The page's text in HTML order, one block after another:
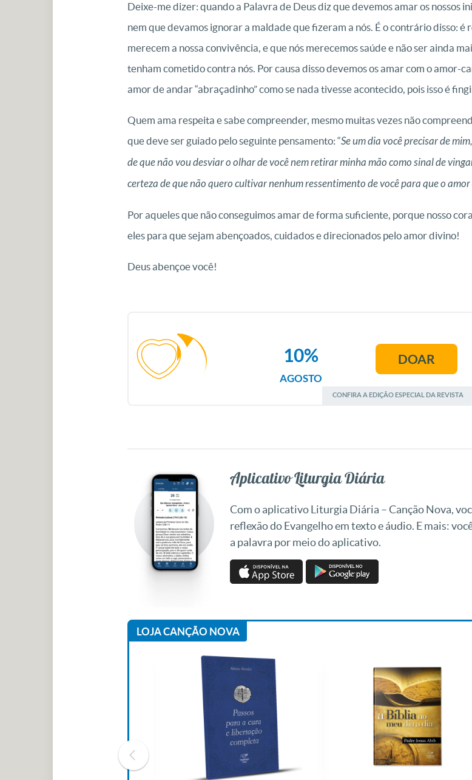
Deixe-me dizer: quando a Palavra de Deus diz que devemos amar os nossos
nem que devamos ignorar a maldade que fizeram a nós. É o contrário disso: é
merecem a nossa convivência, e que nós merecemos saúde e não ser ainda
tenham cometido contra nós. Por causa disso devemos os amar com o amor-
amor de andar “abraçadinho” como se nada tivesse acontecido, pois isso é
Quem ama respeita e sabe compreender, mesmo muitas vezes não
que deve ser guiado pelo seguinte pensamento: “Se um dia você precisar de
de que não vou desviar o olhar de você nem retirar minha mão como sinal de
certeza de que não quero cultivar nenhum ressentimento de você para que o
Por aqueles que não conseguimos amar de forma suficiente, porque nosso
eles para que sejam abençoados, cuidados e direcionados pelo amor divino!
Deus abençoe você!
AGOSTO
10% DOAR
CONFIRA A EDIÇÃO ESPECIAL DA REVISTA
Aplicativo Liturgia Diária
Com o aplicativo Liturgia Diária – Canção Nova,
reflexão do Evangelho em texto e áudio. E mais:
a palavra por meio do aplicativo.
LOJA CANÇÃO NOVA